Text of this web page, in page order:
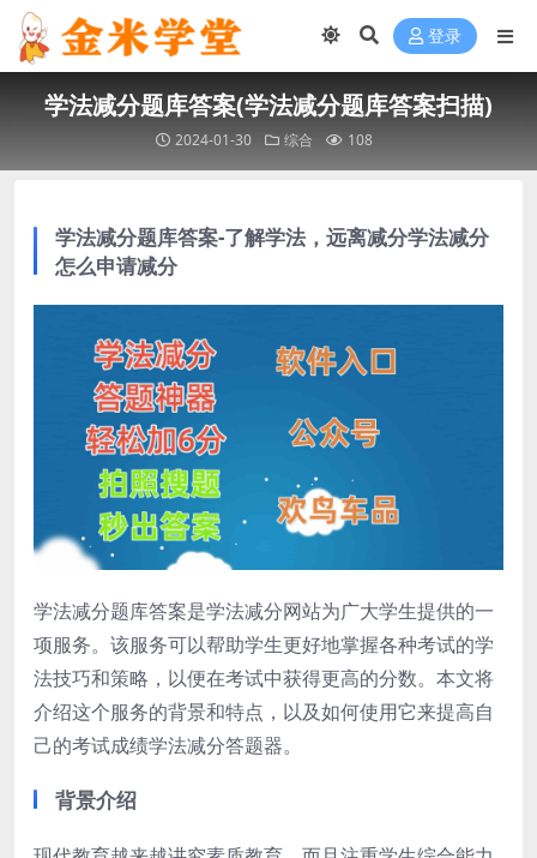
登录
学法减分题库答案(学法减分题库答案扫描)
2024-01-30 综合 108
学法减分题库答案-了解学法，远离减分学法减分
怎么申请减分
学法减分题库答案是学法减分网站为广大学生提供的一
项服务。该服务可以帮助学生更好地掌握各种考试的学
法技巧和策略，以便在考试中获得更高的分数。本文将
介绍这个服务的背景和特点，以及如何使用它来提高自
己的考试成绩学法减分答题器。
背景介绍